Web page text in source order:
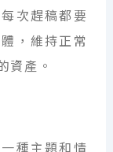
次趕稿都要
，維持正常
資產。
種主題和情